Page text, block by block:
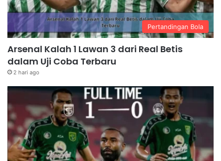
Pertandingan Bola
Arsenal Kalah 1 Lawan 3 dari Real Betis
dalam Uji Coba Terbaru
2 hari ago